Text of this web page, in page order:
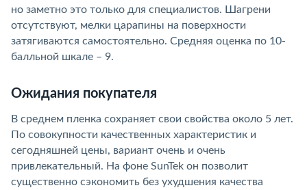
но заметно это только для специалистов. Шагрени
отсутствуют, мелки царапины на поверхности
затягиваются самостоятельно. Средняя оценка по 10-
балльной шкале – 9.
Ожидания покупателя
В среднем пленка сохраняет свои свойства около 5 лет.
По совокупности качественных характеристик и
сегодняшней цены, вариант очень и очень
привлекательный. На фоне SunTek он позволит
существенно сэкономить без ухудшения качества